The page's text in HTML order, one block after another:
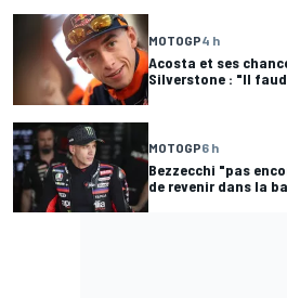
MOTOGP4 h
Acosta et ses
Silverstone : "Il
MOTOGP6 h
Bezzecchi "pas
de revenir dans la